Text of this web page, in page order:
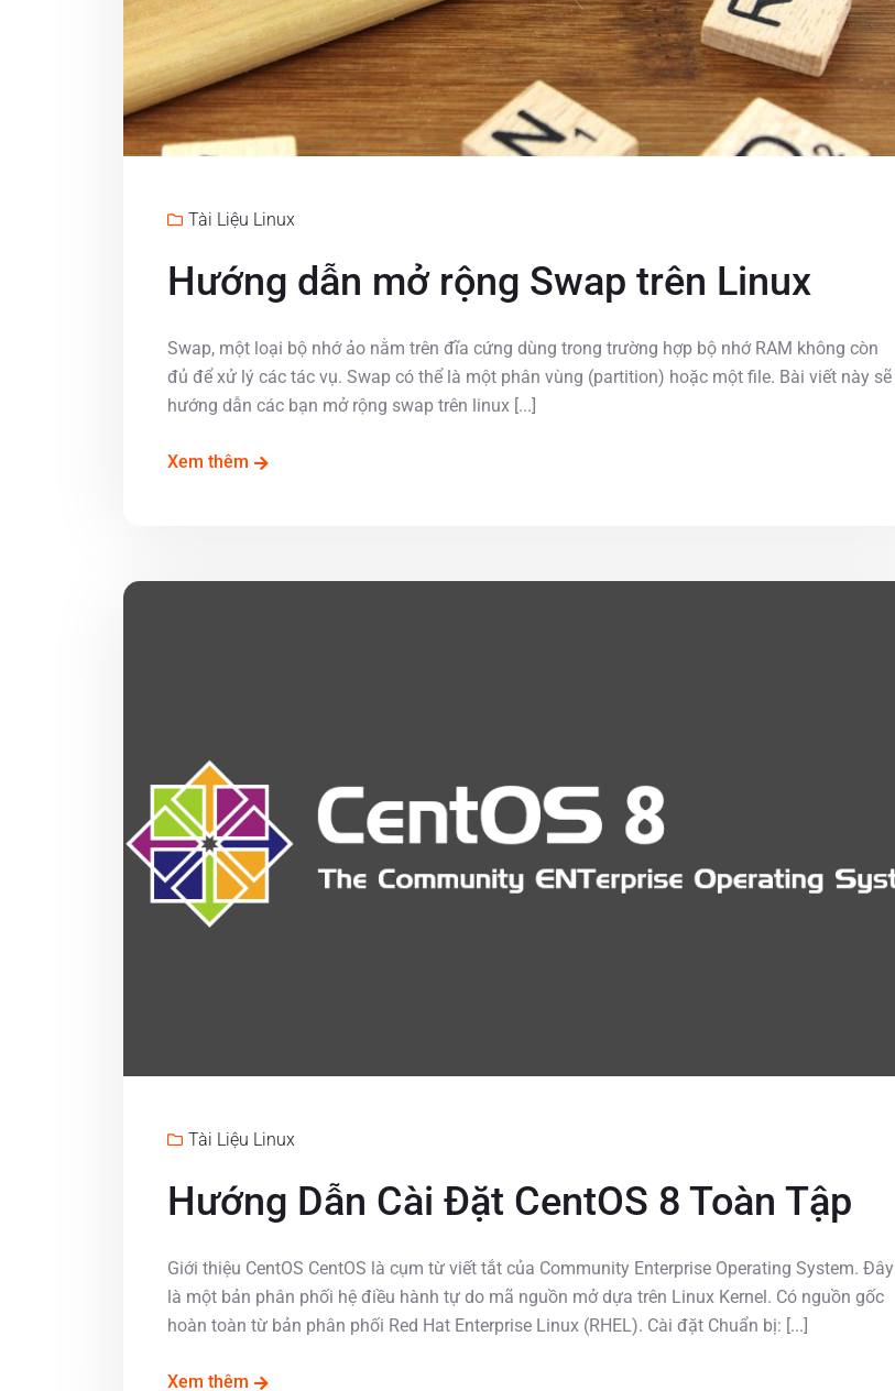
Tài Liệu Linux
Hướng dẫn mở rộng Swap trên Linux
Swap, một loại bộ nhớ ảo nằm trên đĩa cứng dùng trong trường hợp bộ nhớ RAM không còn
đủ để xử lý các tác vụ. Swap có thể là một phân vùng (partition) hoặc một file. Bài viết này sẽ
hướng dẫn các bạn mở rộng swap trên linux [...]
Xem thêm
Tài Liệu Linux
Hướng Dẫn Cài Đặt CentOS 8 Toàn Tập
Giới thiệu CentOS CentOS là cụm từ viết tắt của Community Enterprise Operating System. Đây
là một bản phân phối hệ điều hành tự do mã nguồn mở dựa trên Linux Kernel. Có nguồn gốc
hoàn toàn từ bản phân phối Red Hat Enterprise Linux (RHEL). Cài đặt Chuẩn bị: [...]
Xem thêm